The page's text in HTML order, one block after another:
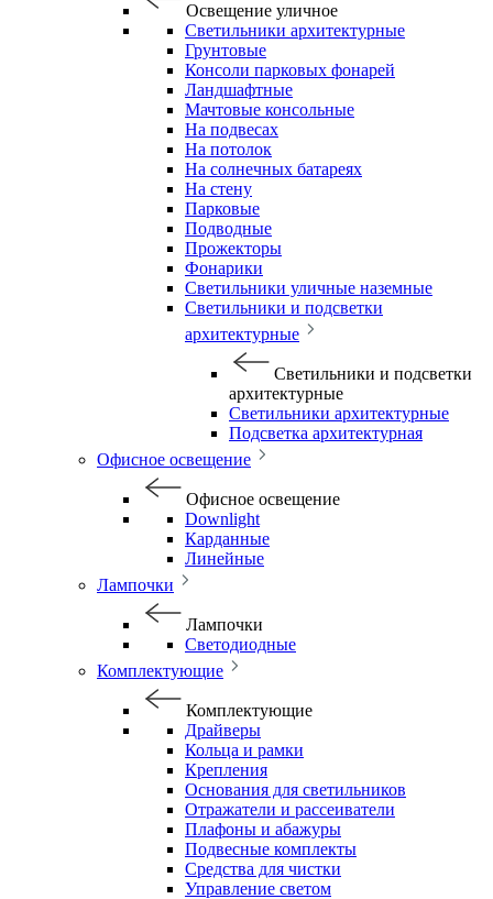
Освещение уличное
Светильники архитектурные
Грунтовые
Консоли парковых фонарей
Ландшафтные
Мачтовые консольные
На подвесах
На потолок
На солнечных батареях
На стену
Парковые
Подводные
Прожекторы
Фонарики
Светильники уличные наземные
Светильники и подсветки
архитектурные
Светильники и подсветки
архитектурные
Светильники архитектурные
Подсветка архитектурная
Офисное освещение
Офисное освещение
Downlight
Карданные
Линейные
Лампочки
Лампочки
Светодиодные
Комплектующие
Комплектующие
Драйверы
Кольца и рамки
Крепления
Основания для светильников
Отражатели и рассеиватели
Плафоны и абажуры
Подвесные комплекты
Средства для чистки
Управление светом